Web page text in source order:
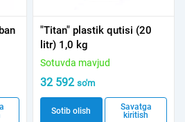
"Titan" plastik qutisi (20
litr) 1,0 kg
Sotuvda mavjud
32 592 so'm
Sotib olish
Savatga
kiritish